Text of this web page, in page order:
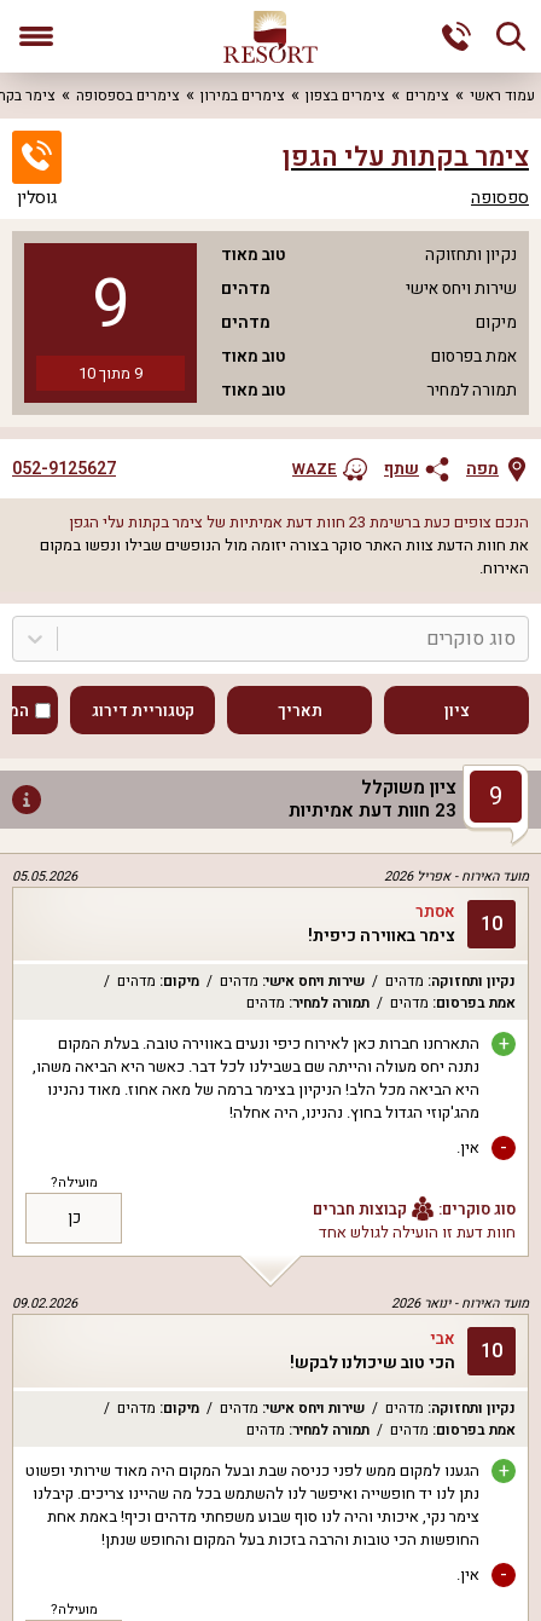
עמוד ראשי צימרים צימרים בצפון צימרים במירון צימרים בספסופה צימר
צימר בקתות עלי הגפן
ספסופה גוסלין
נקיון ותחזוקה
טוב מאוד
שירות ויחס אישי
מדהים
מיקום
מדהים
אמת בפרסום
טוב מאוד
תמורה למחיר
טוב מאוד
9
9 מתוך10
מפה שתף WAZE
052-9125627
הנכם צופים כעת ברשימת 23 חוות דעת אמיתיות של צימר בקתות עלי הגפן
את חוות הדעת צוות האתר סוקר בצורה יזומה מול הנופשים שבילו ונפשו במקום
האירוח.
סוג סוקרים
ציון תאריך קטגוריית דירוג
9
ציון משוקלל
23 חוות דעת אמיתיות
מועד האירוח -אפריל 2026 05.05.2026
10 אסתר
צימר באווירה כיפית!
נקיון ותחזוקה: מדהים שירות ויחס אישי: מדהים מיקום: מדהים
אמת בפרסום: מדהים תמורה למחיר: מדהים
+
התארחנו חברות כאן לאירוח כיפי ונעים באווירה טובה. בעלת המקום
נתנה יחס מעולה והייתה שם בשבילנו לכל דבר. כאשר היא הביאה משהו,
היא הביאה מכל הלב! הניקיון בצימר ברמה של מאה אחוז. מאוד נהנינו
מהג'קוזי הגדול בחוץ. נהנינו, היה אחלה!
- אין.
סוג סוקרים:
קבוצות חברים
חוות דעת זו הועילה לגולש אחד
מועילה?
כן
מועד האירוח -ינואר 2026 09.02.2026
10 אבי
הכי טוב שיכולנו לבקש!
נקיון ותחזוקה: מדהים שירות ויחס אישי: מדהים מיקום: מדהים
אמת בפרסום: מדהים תמורה למחיר: מדהים
+
הגענו למקום ממש לפני כניסה שבת ובעל המקום היה מאוד שירותי ופשוט
נתן לנו יד חופשייה ואיפשר לנו להשתמש בכל מה שהיינו צריכים. קיבלנו
צימר נקי, איכותי והיה לנו סוף שבוע משפחתי מדהים וכיף! באמת אחת
החופשות הכי טובות והרבה בזכות בעל המקום והחופש שנתן!
- אין.
מועילה?